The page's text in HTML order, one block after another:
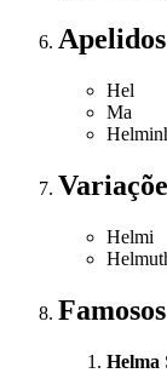
Apelidos
Hel
Ma
Helmi
Famosos
Helma